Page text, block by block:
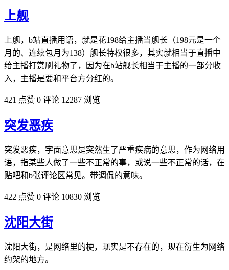
上舰
上舰，b站直播用语，就是花198给主播当舰长（198元是一个
月的、连续包月为138）舰长特权很多，其实就相当于直播中
给主播打赏刷礼物了，因为在b站舰长相当于主播的一部分收
入，主播是要和平台方分红的。
421 点赞 0 评论 12287 浏览
突发恶疾
突发恶疾，字面意思是突然生了严重疾病的意思，作为网络用
语，指某些人做了一些不正常的事，或说一些不正常的话，在
贴吧和b张评论区常见。带调侃的意味。
422 点赞 0 评论 10830 浏览
沈阳大街
沈阳大街，是网络里的梗，现实是不存在的，现在衍生为网络
约架的地方。